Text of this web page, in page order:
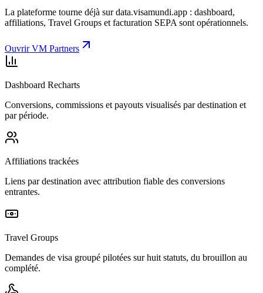
La plateforme tourne déjà sur data.visamundi.app : dashboard,
affiliations, Travel Groups et facturation SEPA sont opérationnels.
Ouvrir VM Partners
Dashboard Recharts
Conversions, commissions et payouts visualisés par destination et
par période.
Affiliations trackées
Liens par destination avec attribution fiable des conversions
entrantes.
Travel Groups
Demandes de visa groupé pilotées sur huit statuts, du brouillon au
complété.